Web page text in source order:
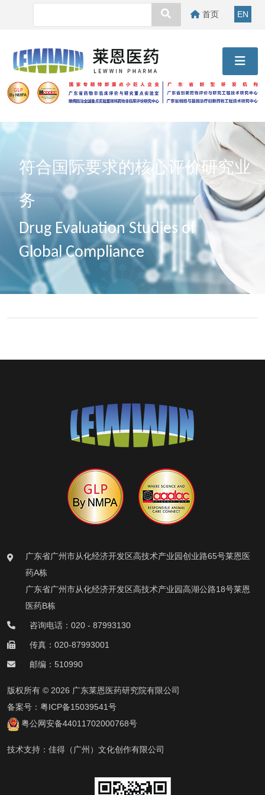
首页 EN
符合国际要求的核心评价研究业
务
Drug Evaluation Studies of
Global Compliance
广东省广州市从化经济开发区高技术产业园创业路65号莱恩医
药A栋
广东省广州市从化经济开发区高技术产业园高湖公路18号莱恩
医药B栋
咨询电话：020 - 87993130
传真：020-87993001
邮编：510990
版权所有 © 2026 广东莱恩医药研究院有限公司
备案号： 粤ICP备15039541号
粤公网安备44011702000768号
技术支持： 佳得（广州）文化创作有限公司